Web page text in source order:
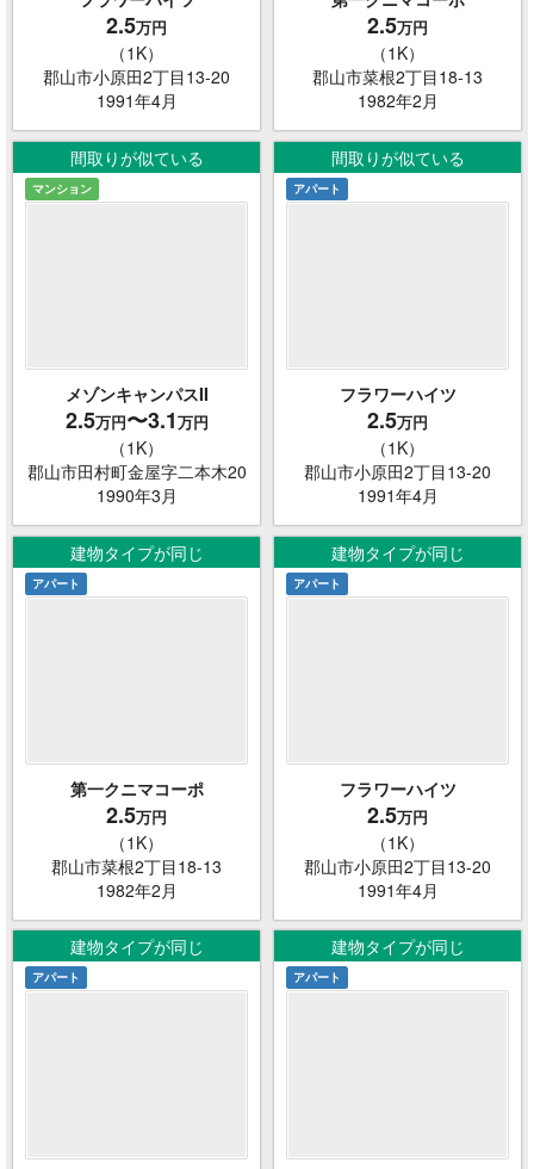
2.5万円
（1K）
郡山市小原田2丁目13-20
1991年4月
2.5万円
（1K）
郡山市菜根2丁目18-13
1982年2月
間取りが似ている
マンション
メゾンキャンパスII
2.5万円〜3.1万円
（1K）
郡山市田村町金屋字二本木20
1990年3月
間取りが似ている
アパート
フラワーハイツ
2.5万円
（1K）
郡山市小原田2丁目13-20
1991年4月
建物タイプが同じ
アパート
第一クニマコーポ
2.5万円
（1K）
郡山市菜根2丁目18-13
1982年2月
建物タイプが同じ
アパート
フラワーハイツ
2.5万円
（1K）
郡山市小原田2丁目13-20
1991年4月
建物タイプが同じ
アパート
建物タイプが同じ
アパート